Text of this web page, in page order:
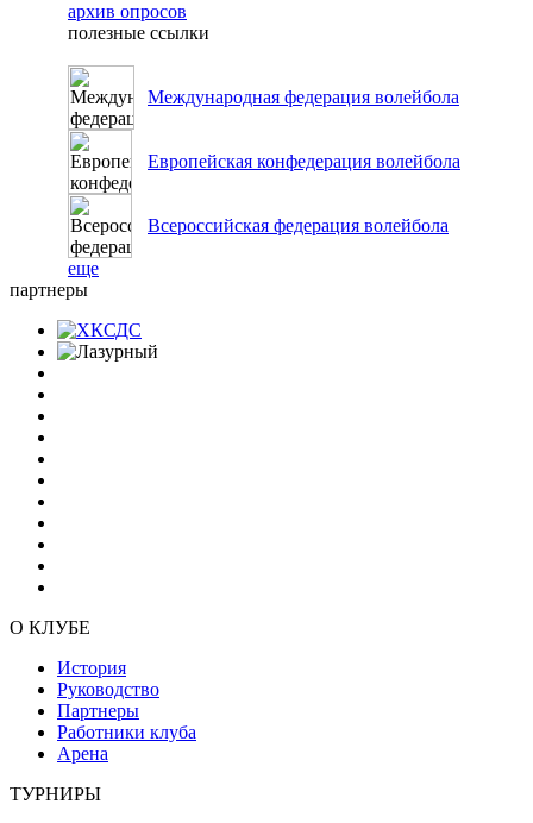
архив опросов
полезные ссылки
Международная федерация волейбола
Европейская конфедерация волейбола
Всероссийская федерация волейбола
еще
партнеры
О КЛУБЕ
История
Руководство
Партнеры
Работники клуба
Арена
ТУРНИРЫ